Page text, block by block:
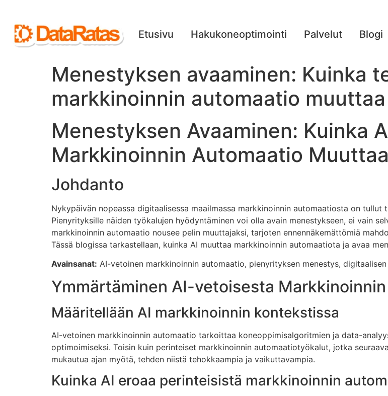
Etusivu Hakukoneoptimointi Palvelut Blogi
Menestyksen avaaminen: Kuinka
markkinoinnin automaatio
Menestyksen Avaaminen: Kuinka
Markkinoinnin Automaatio
Johdanto
Nykypäivän nopeassa digitaalisessa maailmassa markkinoinnin automaatiosta on
Pienyrityksille näiden työkalujen hyödyntäminen voi olla avain menestykseen, ei vain
markkinoinnin automaatio nousee pelin muuttajaksi, tarjoten ennennäkemättömiä
Tässä blogissa tarkastellaan, kuinka AI muuttaa markkinoinnin automaatiota ja avaa
Avainsanat: AI-vetoinen markkinoinnin automaatio, pienyrityksen menestys,
Ymmärtäminen AI-vetoisesta
Määritellään AI markkinoinnin kontekstissa
AI-vetoinen markkinoinnin automaatio tarkoittaa koneoppimisalgoritmien ja data-
optimoimiseksi. Toisin kuin perinteiset markkinoinnin automaatiotyökalut, jotka
mukautua ajan myötä, tehden niistä tehokkaampia ja vaikuttavampia.
Kuinka AI eroaa perinteisistä markkinoinnin